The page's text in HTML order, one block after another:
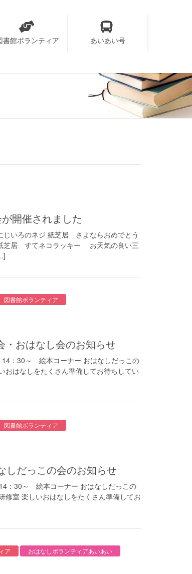
書館ボランティア あいあい号
が開催されました
ろのネジ 紙芝居 さよならおめでとう
居 すてネコラッキー お天気の良い三
図書館ボランティア
・おはなし会のお知らせ
～ 絵本コーナー おはなしだっこの
なしをたくさん準備してお待ちしてい
図書館ボランティア
しだっこの会のお知らせ
～ 絵本コーナー おはなしだっこの
室 楽しいおはなしをたくさん準備してお
ア おはなしボランティアあいあい